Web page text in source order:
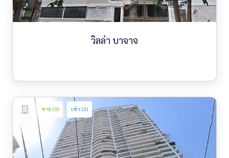
วิลล่า บาจาจ
ขาย (0) เช่า (1)